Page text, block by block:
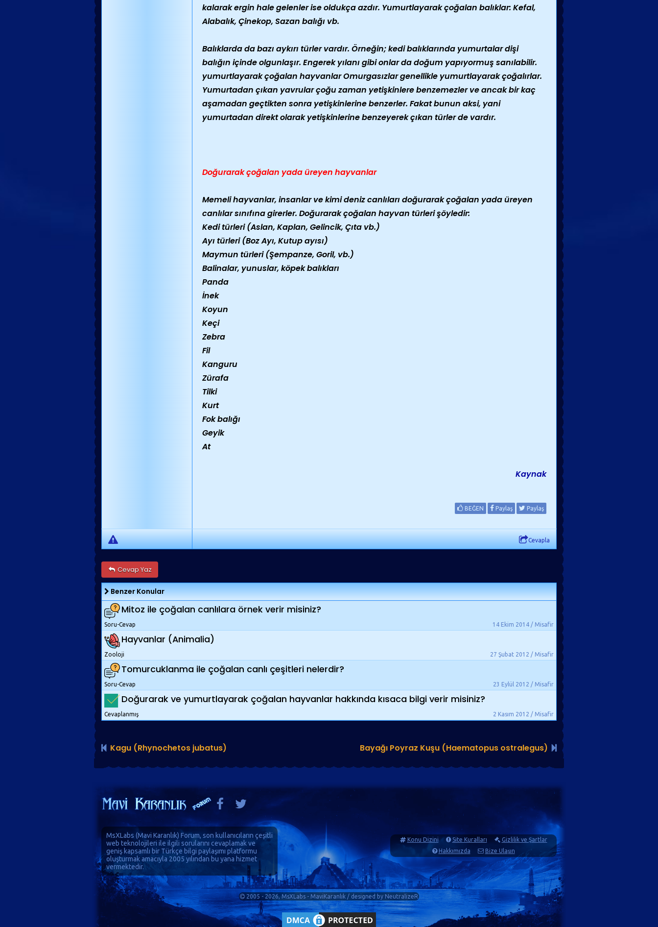
kalarak ergin hale gelenler ise oldukça azdır. Yumurtlayarak çoğalan balıklar: Kefal,
Alabalık, Çinekop, Sazan balığı vb.
Balıklarda da bazı aykırı türler vardır. Örneğin; kedi balıklarında yumurtalar dişi
balığın içinde olgunlaşır. Engerek yılanı gibi onlar da doğum yapıyormuş sanılabilir.
yumurtlayarak çoğalan hayvanlar Omurgasızlar genellikle yumurtlayarak çoğalırlar.
Yumurtadan çıkan yavrular çoğu zaman yetişkinlere benzemezler ve ancak bir kaç
aşamadan geçtikten sonra yetişkinlerine benzerler. Fakat bunun aksi, yani
yumurtadan direkt olarak yetişkinlerine benzeyerek çıkan türler de vardır.
Doğurarak çoğalan yada üreyen hayvanlar
Memeli hayvanlar, insanlar ve kimi deniz canlıları doğurarak çoğalan yada üreyen
canlılar sınıfına girerler. Doğurarak çoğalan hayvan türleri şöyledir:
Kedi türleri (Aslan, Kaplan, Gelincik, Çıta vb.)
Ayı türleri (Boz Ayı, Kutup ayısı)
Maymun türleri (Şempanze, Goril, vb.)
Balinalar, yunuslar, köpek balıkları
Panda
İnek
Koyun
Keçi
Zebra
Fil
Kanguru
Zürafa
Tilki
Kurt
Fok balığı
Geyik
At
Kaynak
BEĞEN Paylaş Paylaş
Cevapla
Cevap Yaz
Benzer Konular
Mitoz ile çoğalan canlılara örnek verir misiniz?
14 Ekim 2014 / Misafir
Soru-Cevap
Hayvanlar (Animalia)
27 Şubat 2012 / Misafir
Zooloji
Tomurcuklanma ile çoğalan canlı çeşitleri nelerdir?
23 Eylül 2012 / Misafir
Soru-Cevap
Doğurarak ve yumurtlayarak çoğalan hayvanlar hakkında kısaca bilgi verir misiniz?
2 Kasım 2012 / Misafir
Cevaplanmış
Kagu (Rhynochetos jubatus) Bayağı Poyraz Kuşu (Haematopus ostralegus)
MsXLabs (Mavi Karanlık) Forum, son kullanıcıların çeşitli
web teknolojileri ile ilgili sorularını cevaplamak ve
geniş kapsamlı bir Türkçe bilgi paylaşımı platformu
oluşturmak amacıyla 2005 yılından bu yana hizmet
vermektedir.
Konu Dizini Site Kuralları
Gizlilik ve Şartlar
Hakkımızda
Bize Ulaşın
2005 - 2026, MsXLabs - MaviKaranlık / designed by NeutralizeR